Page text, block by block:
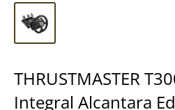
THRUSTMASTER
Integral Alcantara